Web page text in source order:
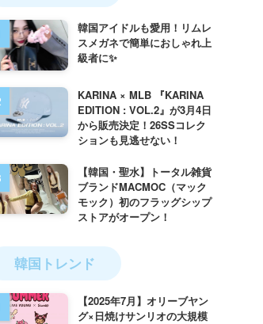
韓国アイドルも愛用！リムレ
スメガネで簡単におしゃれ上
級者に✨
KARINA × MLB 『KARINA
EDITION : VOL.2』が3月4日
から販売決定！26SSコレク
ションも見逃せない！
【韓国・聖水】トータル雑貨
ブランドMACMOC（マック
モック）初のフラッグシップ
ストアがオープン！
韓国トレンド
【2025年7月】オリーブヤン
グ×日焼けサンリオの大規模